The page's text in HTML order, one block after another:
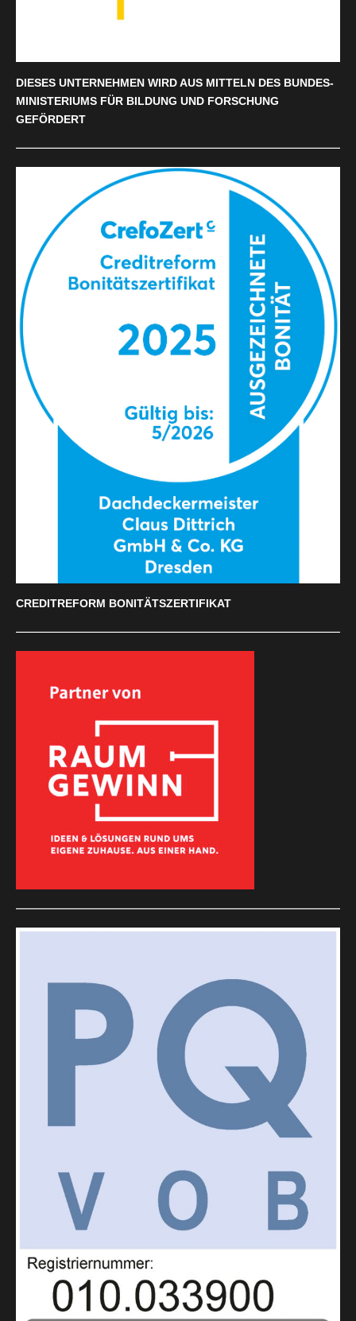
DIESES UNTERNEHMEN WIRD AUS MITTELN DES BUNDES-
MINISTERIUMS FÜR BILDUNG UND FORSCHUNG
GEFÖRDERT
CREDITREFORM BONITÄTSZERTIFIKAT